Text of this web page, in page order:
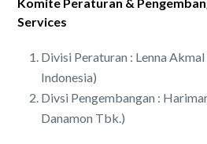
Services
Divisi Peraturan : Lenna
Indonesia)
Divsi Pengembangan :
Danamon Tbk.)